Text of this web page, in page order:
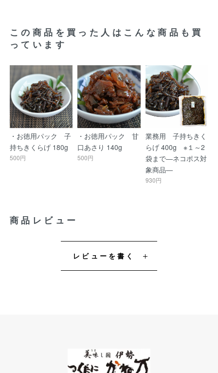
この商品を買った人はこんな商品も買
っています
・お徳用パック 子
持ちきくらげ 180g
500円
・お徳用パック 甘
口あさり 140g
500円
業務用 子持ちきく
らげ 400g ※１～2
袋まで―ネコポス対
象商品―
930円
商品レビュー
レビューを書く